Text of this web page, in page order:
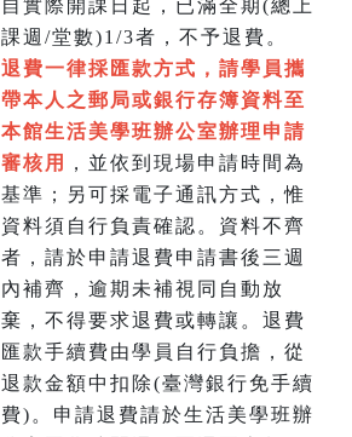
自實際開課日起，已滿全期(總上
課週/堂數)1/3者，不予退費。
退費一律採匯款方式，請學員攜
帶本人之郵局或銀行存簿資料至
本館生活美學班辦公室辦理申請
審核用
，並依到現場申請時間為
基準；另可採電子通訊方式，惟
資料須自行負責確認。資料不齊
者，請於申請退費申請書後三週
內補齊，逾期未補視同自動放
棄，不得要求退費或轉讓。退費
匯款手續費由學員自行負擔，從
退款金額中扣除(臺灣銀行免手續
費)。申請退費請於生活美學班辦